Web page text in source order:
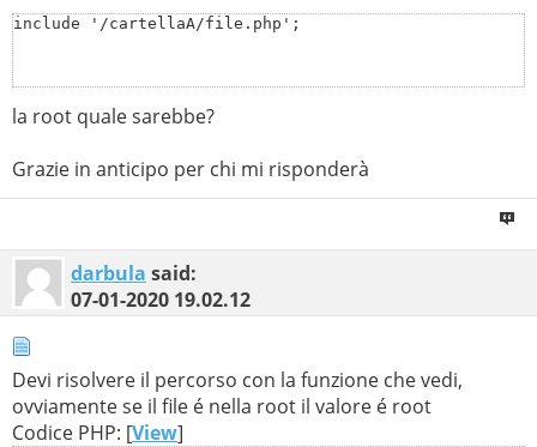
include '/cartellaA/file.php';
la root quale sarebbe?
Grazie in anticipo per chi mi risponderà
darbula said:
07-01-2020 19.02.12
Devi risolvere il percorso con la funzione che vedi,
ovviamente se il file é nella root il valore é root
Codice PHP: [View]